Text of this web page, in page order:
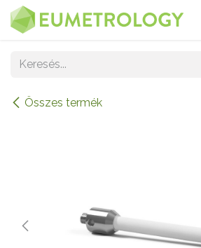
Kihagyás és továbblépés a tartalomhoz
Összes termék